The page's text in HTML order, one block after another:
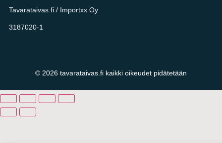
Tavarataivas.fi / Importxx Oy
3187020-1
© 2026 tavarataivas.fi kaikki oikeudet pidätetään